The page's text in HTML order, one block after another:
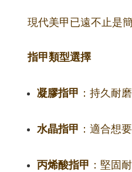
現代美甲已遠不止是
指甲類型選擇
凝膠指甲 ：持久耐
水晶指甲 ：適合想
丙烯酸指甲 ：堅固